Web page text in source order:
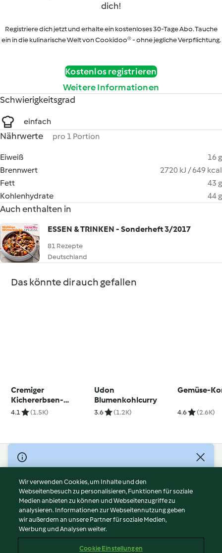
dich!
Registriere dich jetzt und erhalte ein kostenloses 30-Tage Abo. Tauche
ein in die kulinarische Welt von Cookidoo® - ohne jegliche Verpflichtung.
Kostenlos registrieren
Weitere Informationen
Schwierigkeitsgrad
einfach
Nährwerte pro 1 Portion
Eiweiß
16 g
Brennwert
2720 kJ / 649 kcal
Fett
43 g
Kohlenhydrate
44 g
Auch enthalten in
ESSEN & TRINKEN - Sonderheft 3/2017
81 Rezepte
Deutschland
Das könnte dir auch gefallen
Cremiger
Kichererbsen-
Spinat-Topf
4.1 (1.5K)
Udon
Blumenkohlcurry
3.6 (1.2K)
Gemüse-
4.6 (2.6K)
© Copyright 2026
Nutzungsbedingungen
Datenschutzrichtlinien
Disclaimer
Impressum
Cookies
Wir verwenden Cookies, um Inhalte und den
Webseitenbesuch zu personalisieren, Funktionen für soziale
Medien anbieten zu können und Webseitenzugriffe zu
analysieren. Informationen zur Webseitennutzung geben
wir außerdem an unsere Partner für soziale Medien,
Werbung und Analysen weiter.
Cookie Einstellungen